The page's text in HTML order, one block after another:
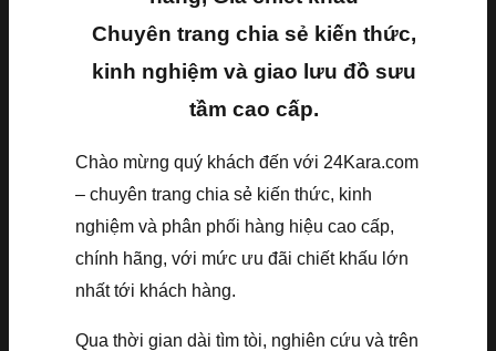
Chuyên trang chia sẻ kiến thức,
kinh nghiệm và giao lưu đồ sưu
tầm cao cấp.
Chào mừng quý khách đến với 24Kara.com
– chuyên trang chia sẻ kiến thức, kinh
nghiệm và phân phối hàng hiệu cao cấp,
chính hãng, với mức ưu đãi chiết khấu lớn
nhất tới khách hàng.
Qua thời gian dài tìm tòi, nghiên cứu và trên